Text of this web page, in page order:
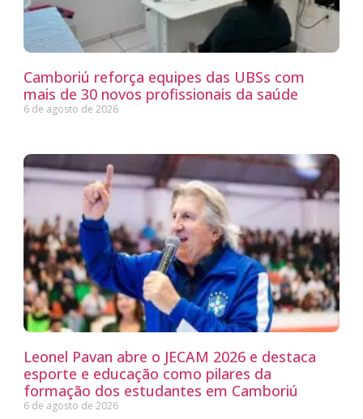
Camboriú reforça equipes das UBSs com
mais de 30 novos profissionais da saúde
6 de agosto de 2026
Leonel Pavan abre o JECAM 2026 e destaca
esporte e educação como pilares da
formação dos estudantes em Camboriú
6 de agosto de 2026